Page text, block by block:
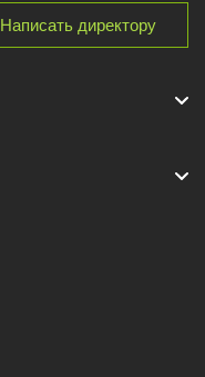
Написать директору